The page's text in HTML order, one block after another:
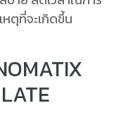
ตุที่จะเกิดขึ้น